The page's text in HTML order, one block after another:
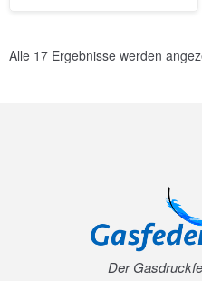
Alle 17 Ergebnisse werden
Der